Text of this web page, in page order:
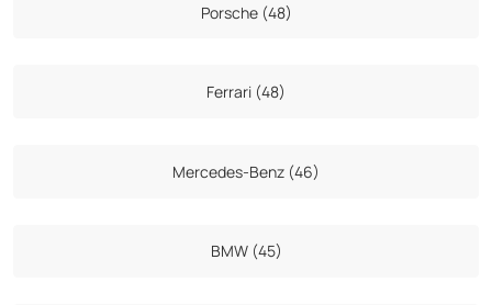
Porsche (48)
Ferrari (48)
Mercedes-Benz (46)
BMW (45)